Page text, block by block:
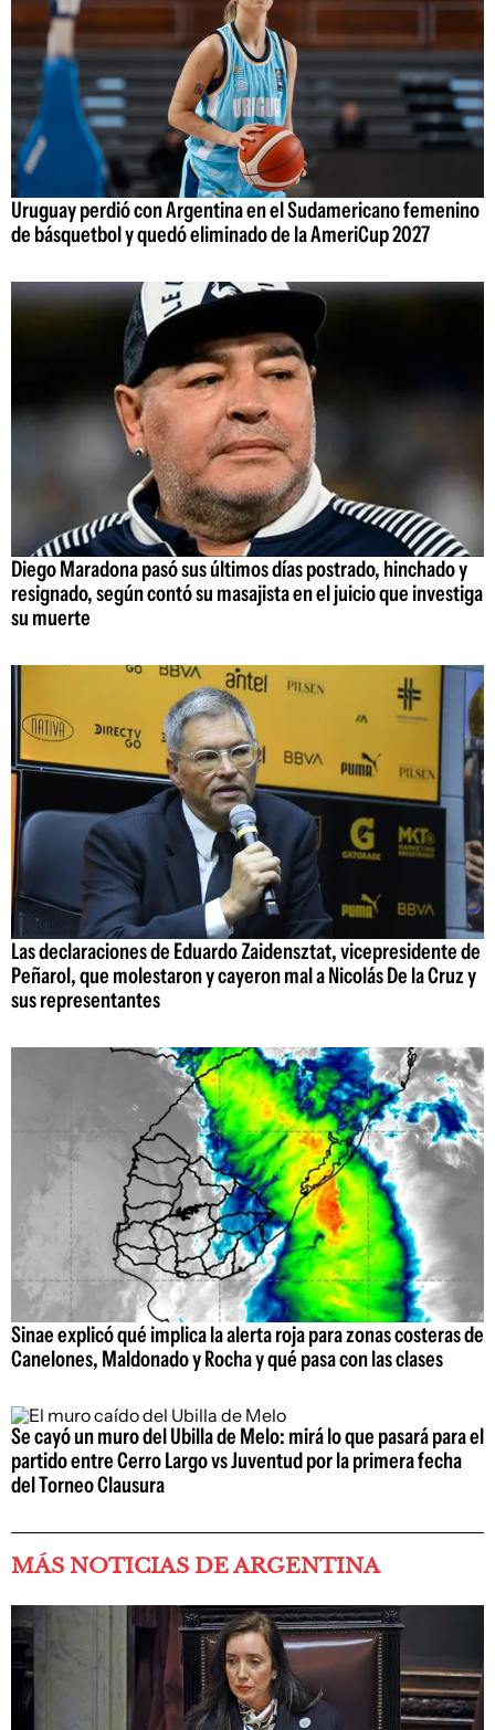
Uruguay perdió con Argentina en el Sudamericano femenino
de básquetbol y quedó eliminado de la AmeriCup 2027
Diego Maradona pasó sus últimos días postrado, hinchado y
resignado, según contó su masajista en el juicio que investiga
su muerte
Las declaraciones de Eduardo Zaidensztat, vicepresidente de
Peñarol, que molestaron y cayeron mal a Nicolás De la Cruz y
sus representantes
Sinae explicó qué implica la alerta roja para zonas costeras de
Canelones, Maldonado y Rocha y qué pasa con las clases
Se cayó un muro del Ubilla de Melo: mirá lo que pasará para el
partido entre Cerro Largo vs Juventud por la primera fecha
del Torneo Clausura
MÁS NOTICIAS DE ARGENTINA